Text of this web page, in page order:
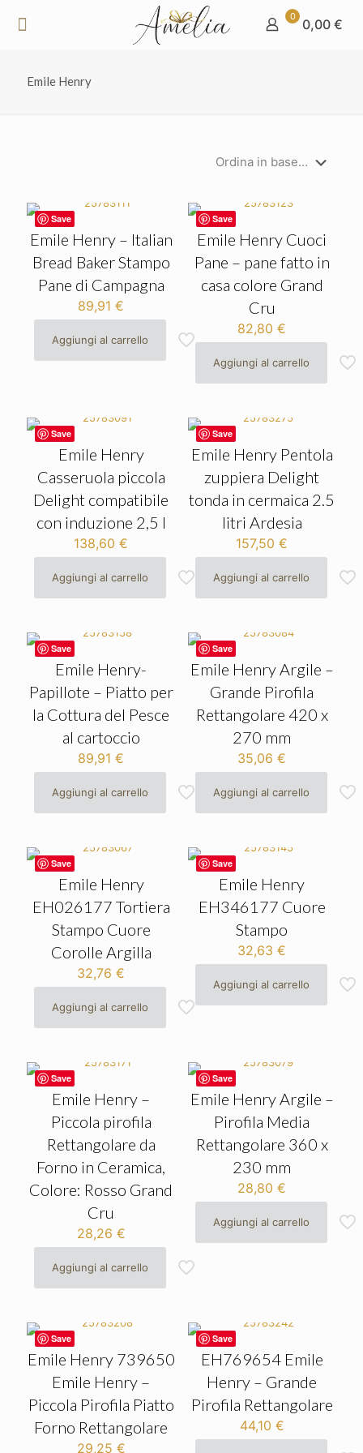
0 0,00 €
Emile Henry
Save
Emile Henry – Italian
Bread Baker Stampo
Pane di Campagna
89,91€
Aggiungi al carrello
Save
Emile Henry Cuoci
Pane – pane fatto in
casa colore Grand
Cru
82,80€
Aggiungi al carrello
Save
Emile Henry
Casseruola piccola
Delight compatibile
con induzione 2,5 l
138,60€
Aggiungi al carrello
Save
Emile Henry Pentola
zuppiera Delight
tonda in cermaica 2.5
litri Ardesia
157,50€
Aggiungi al carrello
Save
Emile Henry-
Papillote – Piatto per
la Cottura del Pesce
al cartoccio
89,91€
Aggiungi al carrello
Save
Emile Henry Argile –
Grande Pirofila
Rettangolare 420 x
270 mm
35,06€
Aggiungi al carrello
Save
Emile Henry
EH026177 Tortiera
Stampo Cuore
Corolle Argilla
32,76€
Aggiungi al carrello
Save
Emile Henry
EH346177 Cuore
Stampo
32,63€
Aggiungi al carrello
Save
Emile Henry –
Piccola pirofila
Rettangolare da
Forno in Ceramica,
Colore: Rosso Grand
Cru
28,26 €
Aggiungi al carrello
Save
Emile Henry Argile –
Pirofila Media
Rettangolare 360 x
230 mm
28,80€
Aggiungi al carrello
Save
Emile Henry 739650
Emile Henry –
Piccola Pirofila Piatto
Forno Rettangolare
29,25 €
Save
EH769654 Emile
Henry – Grande
Pirofila Rettangolare
44,10 €